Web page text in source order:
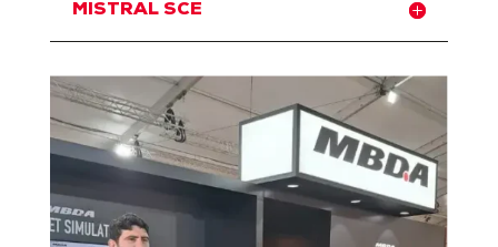
MISTRAL SCE